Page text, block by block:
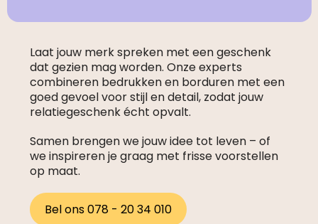
Laat jouw merk spreken met een geschenk
dat gezien mag worden. Onze experts
combineren bedrukken en borduren met een
goed gevoel voor stijl en detail, zodat jouw
relatiegeschenk écht opvalt.
Samen brengen we jouw idee tot leven – of
we inspireren je graag met frisse voorstellen
op maat.
Bel ons 078 - 20 34 010